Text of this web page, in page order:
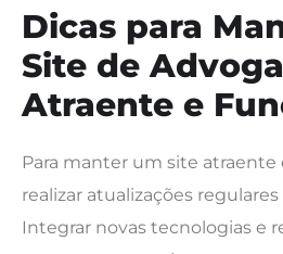
Dicas para
Site de
Atraente e
Para manter um site atraente
realizar atualizações
Integrar novas tecnologias e